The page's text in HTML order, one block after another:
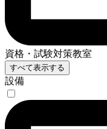
資格・試験対策教室
すべて表示する
設備